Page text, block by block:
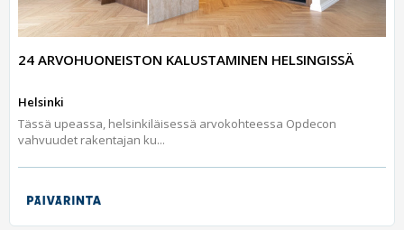
24 ARVOHUONEISTON KALUSTAMINEN HELSINGISSÄ
Helsinki
Tässä upeassa, helsinkiläisessä arvokohteessa Opdecon
vahvuudet rakentajan ku...